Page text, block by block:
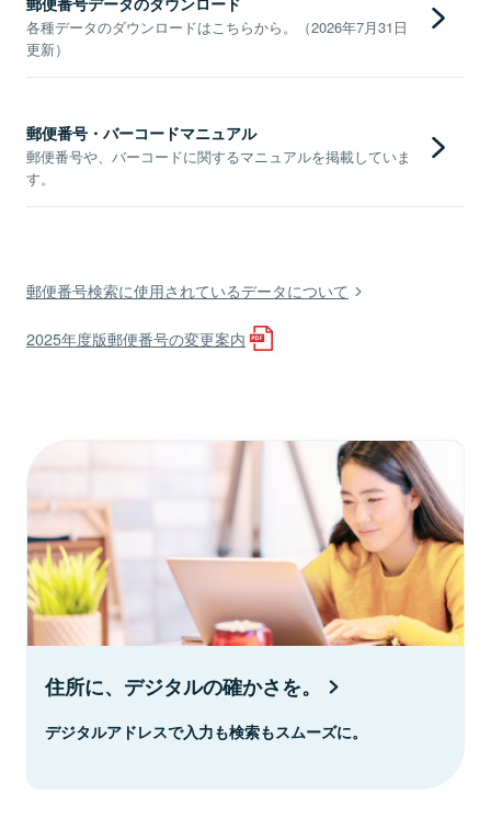
各種データのダウンロードはこちらから。（2026年7月31日
更新）
郵便番号・バーコードマニュアル
郵便番号や、バーコードに関するマニュアルを掲載していま
す。
郵便番号検索に使用されているデータについて
2025年度版郵便番号の変更案内
住所に、デジタルの確かさを。
デジタルアドレスで入力も検索もスムーズに。